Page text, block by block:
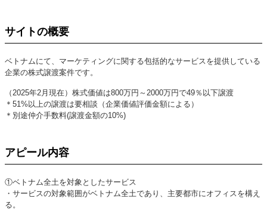
サイトの概要
ベトナムにて、マーケティングに関する包括的なサービスを提供している
企業の株式譲渡案件です。
（2025年2月現在）株式価値は800万円～2000万円で49％以下譲渡
＊51%以上の譲渡は要相談（企業価値評価金額による）
＊別途仲介手数料(譲渡金額の10%)
アピール内容
①ベトナム全土を対象としたサービス
・サービスの対象範囲がベトナム全土であり、主要都市にオフィスを構え
る。